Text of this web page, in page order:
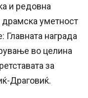
и редовна
драмска уметност
Главната награда
во целина
за
Драговиќ.